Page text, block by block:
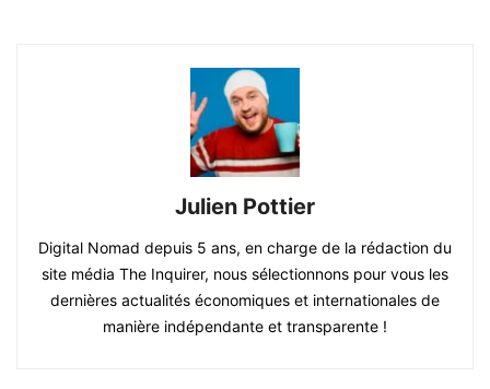
Julien Pottier
Digital Nomad depuis 5 ans, en charge de la rédaction du
site média The Inquirer, nous sélectionnons pour vous les
dernières actualités économiques et internationales de
manière indépendante et transparente !